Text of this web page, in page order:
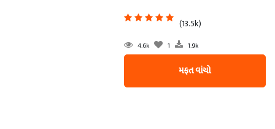
(13.5k)
4.6k 1 1.9k
મફત વાંચો